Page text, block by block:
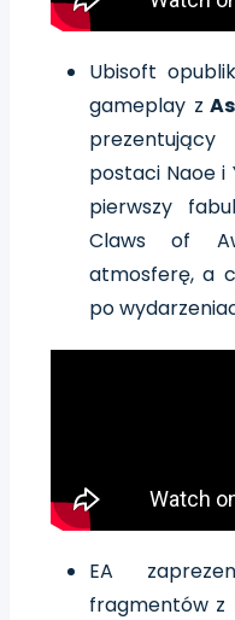
Ubisoft
gameplay z
postaci Naoe i
pierwszy
Claws of
atmosferę, a
po
EA
fragmentów